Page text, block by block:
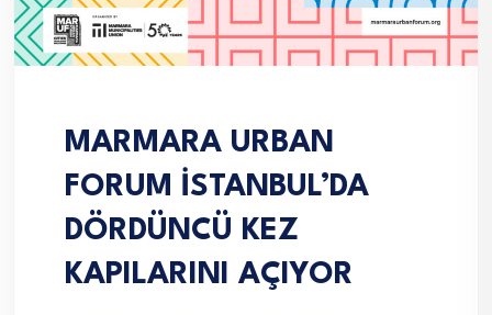
MARMARA URBAN
FORUM İSTANBUL’DA
DÖRDÜNCÜ KEZ
KAPILARINI AÇIYOR